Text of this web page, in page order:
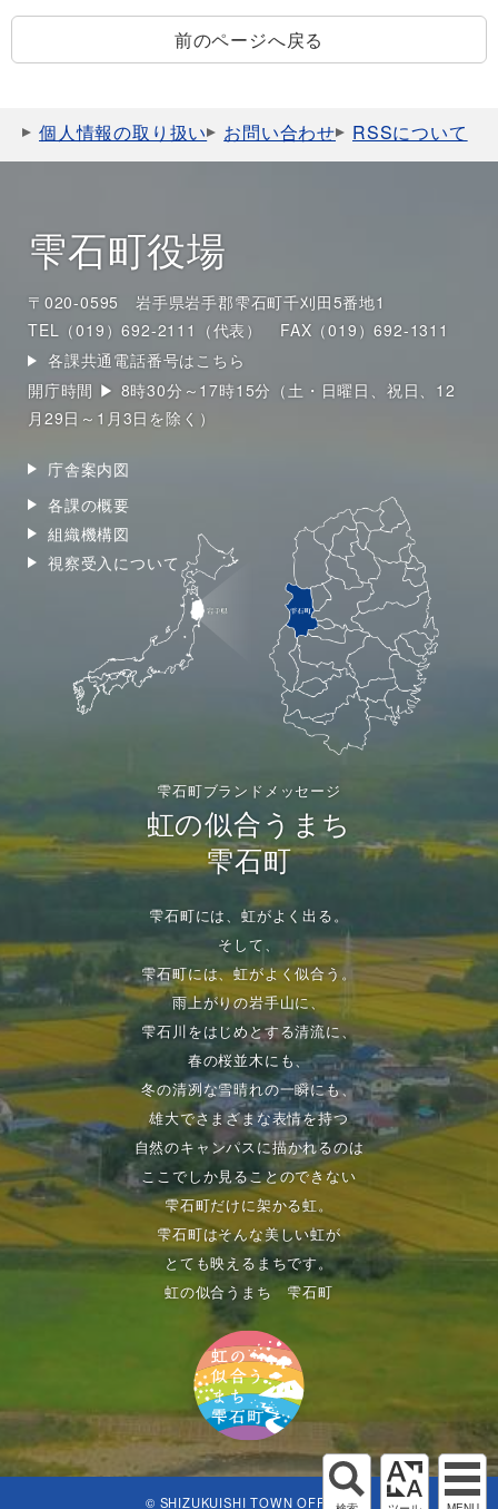
前のページへ戻る
個人情報の取り扱い お問い合わせ RSSについて
雫石町役場
〒020-0595 岩手県岩手郡雫石町千刈田5番地1
TEL（019）692-2111（代表）
FAX（019）692-1311
各課共通電話番号はこちら
開庁時間 ▶ 8時30分～17時15分（土・日曜日、祝日、12
月29日～1月3日を除く）
庁舎案内図
各課の概要
組織機構図
視察受入について
雫石町ブランドメッセージ
虹の似合うまち
雫石町
雫石町には、虹がよく出る。
そして、
雫石町には、虹がよく似合う。
雨上がりの岩手山に、
雫石川をはじめとする清流に、
春の桜並木にも、
冬の清冽な雪晴れの一瞬にも、
雄大でさまざまな表情を持つ
自然のキャンパスに描かれるのは
ここでしか見ることのできない
雫石町だけに架かる虹。
雫石町はそんな美しい虹が
とても映えるまちです。
虹の似合うまち 雫石町
© SHIZUKUISHI TOWN OFFICE.